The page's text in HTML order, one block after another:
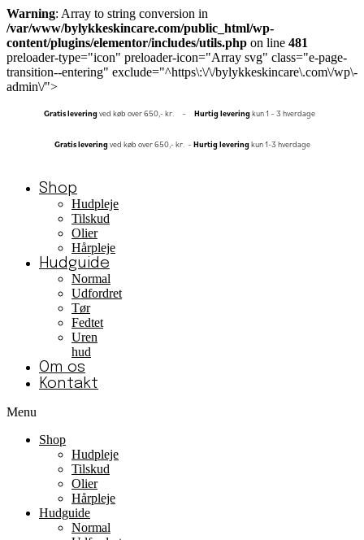
Warning: Array to string conversion in
/var/www/bylykkeskincare.com/public_html/wp-
content/plugins/elementor/includes/utils.php on line 481
preloader-type="icon" preloader-icon="Array svg" class="e-page-
transition--entering" exclude="^https\:\/\/bylykkeskincare\.com\/wp\-
admin\/">
Gratisleveringved køb over 650,- kr. – Hurtigleveringkun 1 – 3 hverdage
Gratisleveringved køb over 650,- kr. – Hurtig leveringkun 1-3 hverdage
Shop
Hudpleje
Tilskud
Olier
Hårpleje
Hudguide
Normal
Udfordret
Tør
Fedtet
Uren
hud
Om os
Kontakt
Menu
Shop
Hudpleje
Tilskud
Olier
Hårpleje
Hudguide
Normal